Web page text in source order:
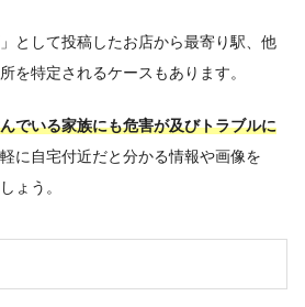
として投稿したお店から最寄り駅、他
を特定されるケースもあります。
でいる家族にも危害が及びトラブルに
に自宅付近だと分かる情報や画像を
ょう。